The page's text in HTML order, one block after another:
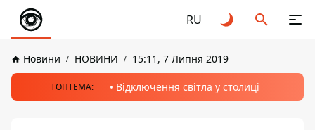
RU
Новини НОВИНИ 15:11, 7 Липня 2019
ТОПТЕМА: Відключення світла у столиці